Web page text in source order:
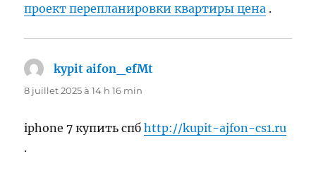
проект перепланировки квартиры цена .
kypit aifon_efMt
8 juillet 2025 à 14 h 16 min
iphone 7 купить спбhttp://kupit-ajfon-cs1.ru
.